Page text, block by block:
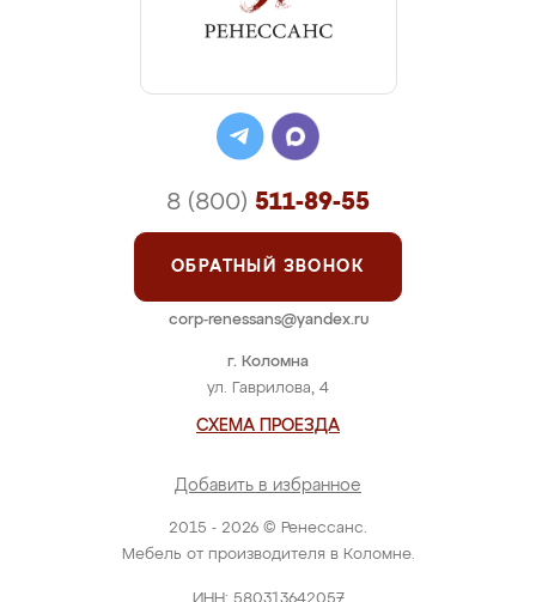
2015 - 2026 © Ренессанс.
Мебель от производителя в Коломне.
г. Коломна
ул. Гаврилова, 4
СХЕМА ПРОЕЗДА
Добавить в избранное
8 (800) 511-89-55
ОБРАТНЫЙ ЗВОНОК
corp-renessans@yandex.ru